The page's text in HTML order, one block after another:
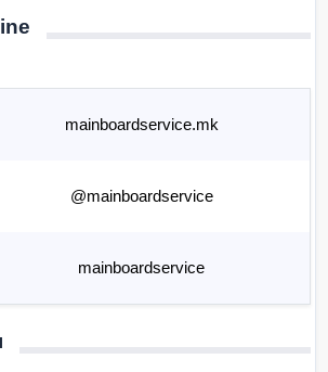
mainboardservice.mk
@mainboardservice
mainboardservice